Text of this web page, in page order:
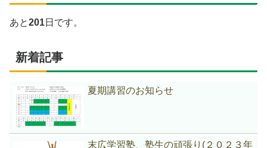
あと201日です。
新着記事
夏期講習のお知らせ
末広学習塾、塾生の頑張り(２０２３年